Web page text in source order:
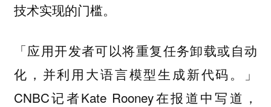
技术实现的门槛。
「应用开发者可以将重复任务卸载或自动
化，并利用大语言模型生成新代码。」
CNBC记者Kate Rooney在报道中写道，